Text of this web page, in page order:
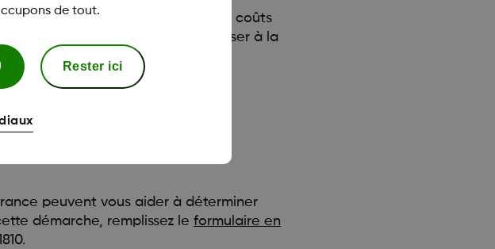
ou à éliminer jusqu’à 20 % des coûts
ci-dessous. Vous pourrez l’utiliser à la
votre carte de programme
peuvent vous aider à déterminer
démarche, remplissez le formulaire en
de tout.
Rester ici